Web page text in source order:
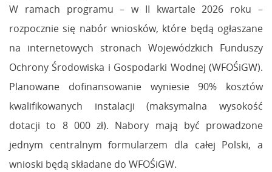
W ramach programu – w II kwartale 2026 roku –
rozpocznie się nabór wniosków, które będą ogłaszane
na internetowych stronach Wojewódzkich Funduszy
Ochrony Środowiska i Gospodarki Wodnej (WFOŚiGW).
Planowane dofinansowanie wyniesie 90% kosztów
kwalifikowanych instalacji (maksymalna wysokość
dotacji to 8 000 zł). Nabory mają być prowadzone
jednym centralnym formularzem dla całej Polski, a
wnioski będą składane do WFOŚiGW.